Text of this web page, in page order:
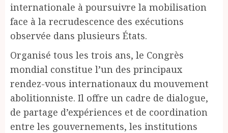
internationale à poursuivre la mobilisation
face à la recrudescence des exécutions
observée dans plusieurs États.
Organisé tous les trois ans, le Congrès
mondial constitue l’un des principaux
rendez-vous internationaux du mouvement
abolitionniste. Il offre un cadre de dialogue,
de partage d’expériences et de coordination
entre les gouvernements, les institutions